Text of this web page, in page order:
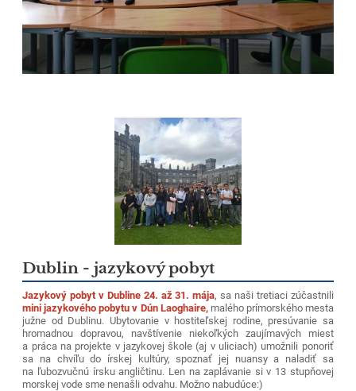
Dublin - jazykový pobyt
Jazykový pobyt v Dubline 24. až 31. mája, sa naši tretiaci zúčastnili
mini jazykového pobytu v Dún Laoghaire,malého prímorského mesta
južne od Dublinu. Ubytovanie v hostiteľskej rodine, presúvanie sa
hromadnou dopravou, navštívenie niekoľkých zaujímavých miest
a práca na projekte v jazykovej škole (aj v uliciach) umožnili ponoriť
sa na chvíľu do írskej kultúry, spoznať jej nuansy a naladiť sa
na ľubozvučnú írsku angličtinu. Len na zaplávanie si v 13 stupňovej
morskej vode sme nenašli odvahu. Možno nabudúce:)